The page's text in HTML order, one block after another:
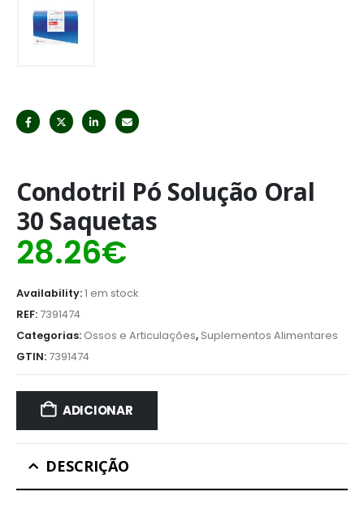
Condotril Pó Solução Oral
30 Saquetas
28.26€
Availability:1 em stock
REF: 7391474
Categorias: Ossos e Articulações, Suplementos Alimentares
GTIN: 7391474
ADICIONAR
DESCRIÇÃO